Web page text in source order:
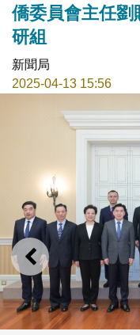
僑委員會主任劉
研組
新聞局
2025-04-13 15:56
上一則